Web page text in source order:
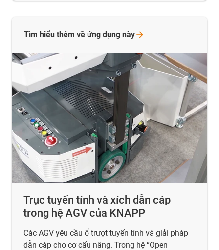
Trục tuyến tính và xích dẫn cáp
trong hệ AGV của KNAPP
Các AGV yêu cầu ổ trượt tuyến tính và giải pháp
dẫn cáp cho cơ cấu nâng. Trong hệ “Open
Tìm hiểu thêm về ứng dụng này